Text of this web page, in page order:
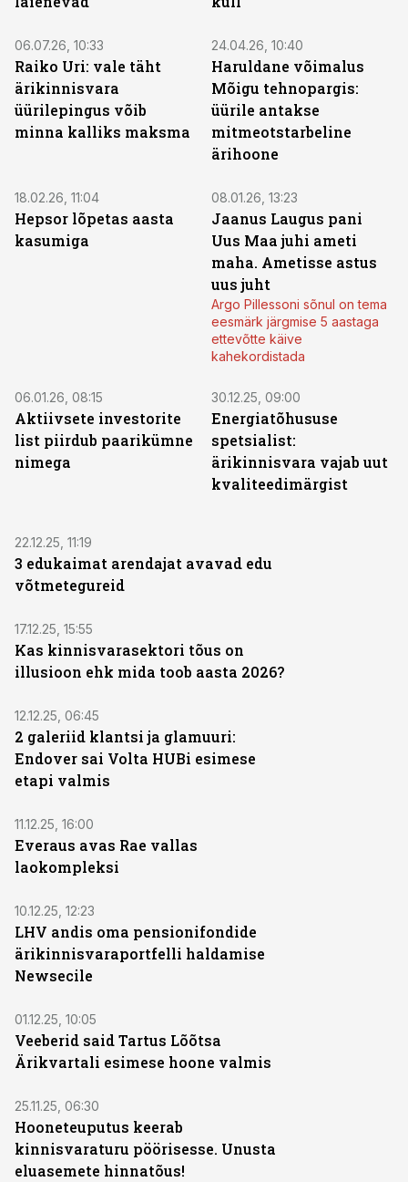
06.07.26, 10:33
Raiko Uri: vale täht
ärikinnisvara
üürilepingus võib
minna kalliks maksma
24.04.26, 10:40
Haruldane võimalus
Mõigu tehnopargis:
üürile antakse
mitmeotstarbeline
ärihoone
18.02.26, 11:04
Hepsor lõpetas aasta
kasumiga
08.01.26, 13:23
Jaanus Laugus pani
Uus Maa juhi ameti
maha. Ametisse astus
uus juht
Argo Pillessoni sõnul on tema
eesmärk järgmise 5 aastaga
ettevõtte käive
kahekordistada
06.01.26, 08:15
Aktiivsete investorite
list piirdub paarikümne
nimega
30.12.25, 09:00
Energiatõhususe
spetsialist:
ärikinnisvara vajab uut
kvaliteedimärgist
22.12.25, 11:19
3 edukaimat arendajat avavad edu
võtmetegureid
17.12.25, 15:55
Kas kinnisvarasektori tõus on
illusioon ehk mida toob aasta 2026?
12.12.25, 06:45
2 galeriid klantsi ja glamuuri:
Endover sai Volta HUBi esimese
etapi valmis
11.12.25, 16:00
Everaus avas Rae vallas
laokompleksi
10.12.25, 12:23
LHV andis oma pensionifondide
ärikinnisvaraportfelli haldamise
Newsecile
01.12.25, 10:05
Veeberid said Tartus Lõõtsa
Ärikvartali esimese hoone valmis
25.11.25, 06:30
Hooneteuputus keerab
kinnisvaraturu pöörisesse. Unusta
eluasemete hinnatõus!